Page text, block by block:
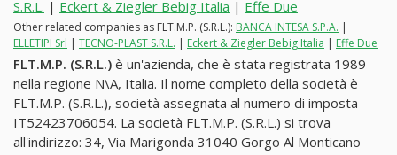
S.R.L. | Eckert & Ziegler Bebig Italia | Effe Due
Other related companies as FLT.M.P. (S.R.L.): BANCA INTESA S.P.A. |
ELLETIPI Srl | TECNO-PLAST S.R.L. | Eckert & Ziegler Bebig Italia | Effe Due
FLT.M.P. (S.R.L.) è un'azienda, che è stata registrata 1989
nella regione N\A, Italia. Il nome completo della società è
FLT.M.P. (S.R.L.), società assegnata al numero di imposta
IT52423706054. La società FLT.M.P. (S.R.L.) si trova
all'indirizzo: 34, Via Marigonda 31040 Gorgo Al Monticano